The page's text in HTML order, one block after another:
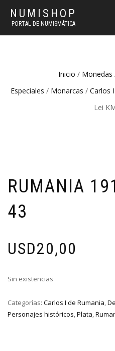
NUMISHOP
PORTAL DE NUMISMÁTICA
Inicio / Monedas
Especiales / Monarcas / Carlos
Lei
RUMANIA
43
USD20,00
Sin existencias
Categorías: Carlos I de Rumania,
Personajes históricos,Plata,